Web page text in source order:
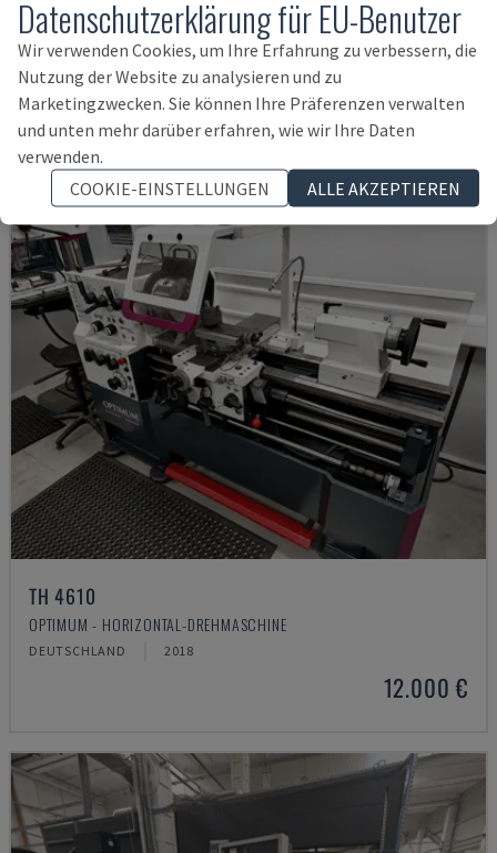
EMCOMAT 200X1000
EMCO - HORIZONTAL-DREHMASCHINE
DEUTSCHLAND 2001
14.000 €
TH 4610
OPTIMUM - HORIZONTAL-DREHMASCHINE
DEUTSCHLAND 2018
12.000 €
Datenschutzerklärung für EU-Benutzer
Wir verwenden Cookies, um Ihre Erfahrung zu verbessern, die
Nutzung der Website zu analysieren und zu
Marketingzwecken. Sie können Ihre Präferenzen verwalten
und unten mehr darüber erfahren, wie wir Ihre Daten
verwenden.
COOKIE-EINSTELLUNGEN
ALLE AKZEPTIEREN